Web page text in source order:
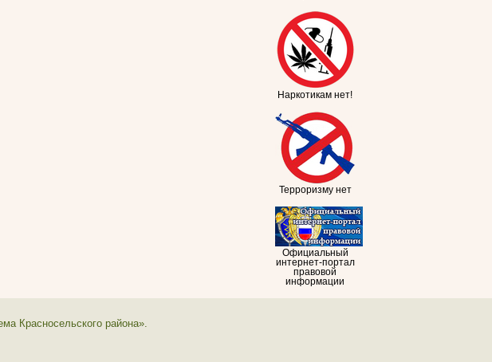
Наркотикам нет!
Терроризму нет
Официальный
интернет-портал
правовой
информации
Красносельского района».